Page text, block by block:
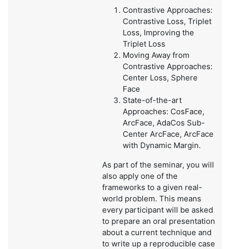
Contrastive Approaches:
Contrastive Loss, Triplet
Loss, Improving the
Triplet Loss
Moving Away from
Contrastive Approaches:
Center Loss, Sphere
Face
State-of-the-art
Approaches: CosFace,
ArcFace, AdaCos Sub-
Center ArcFace, ArcFace
with Dynamic Margin.
As part of the seminar, you will
also apply one of the
frameworks to a given real-
world problem. This means
every participant will be asked
to prepare an oral presentation
about a current technique and
to write up a reproducible case